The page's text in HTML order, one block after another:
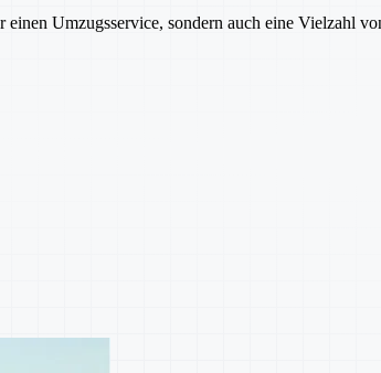
Umzugsservice, sondern auch eine Vielzahl